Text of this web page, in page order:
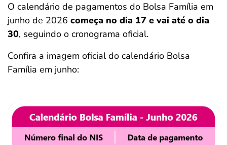
O calendário de pagamentos do Bolsa Família em
junho de 2026 começa no dia 17 e vai até o dia
30, seguindo o cronograma oficial.
Confira a imagem oficial do calendário Bolsa
Família em junho: